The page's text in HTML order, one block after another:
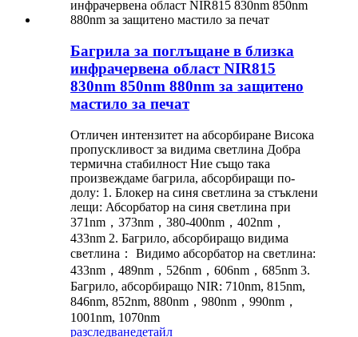
Багрила за поглъщане в близка
инфрачервена област NIR815
830nm 850nm 880nm за защитено
мастило за печат
Отличен интензитет на абсорбиране Висока
пропускливост за видима светлина Добра
термична стабилност Ние също така
произвеждаме багрила, абсорбиращи по-
долу: 1. Блокер на синя светлина за стъклени
лещи: Абсорбатор на синя светлина при
371nm，373nm，380-400nm，402nm，
433nm 2. Багрило, абсорбиращо видима
светлина： Видимо абсорбатор на светлина:
433nm，489nm，526nm，606nm，685nm 3.
Багрило, абсорбиращо NIR: 710nm, 815nm,
846nm, 852nm, 880nm，980nm，990nm，
1001nm, 1070nm
разследванедетайл